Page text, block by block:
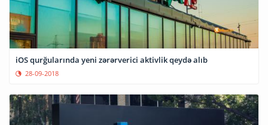
iOS qurğularında yeni zərərverici aktivlik qeydə alıb
28-09-2018